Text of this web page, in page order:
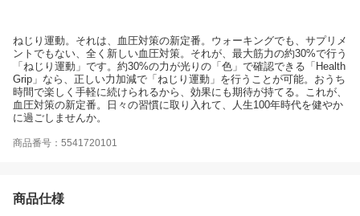
ねじり運動。それは、血圧対策の新定番。ウォーキングでも、サプリメ
ントでもない、全く新しい血圧対策。それが、最大筋力の約30%で行う
「ねじり運動」です。約30%の力が光りの「色」で確認できる「Health
Grip」なら、正しい力加減で「ねじり運動」を行うことが可能。おうち
時間で楽しく手軽に続けられるから、効果にも期待が持てる。これが、
血圧対策の新定番。日々の習慣に取り入れて、人生100年時代を健やか
に過ごしませんか。
商品番号：5541720101
商品仕様